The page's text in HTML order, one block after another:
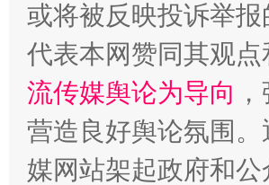
揭批美国五大"原罪"
或将被反映投诉举
代表本网赞同其观
流传媒舆论为导向
营造良好舆论氛围
媒网站架起政府和